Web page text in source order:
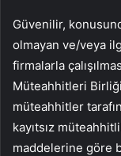
Güvenilir,
olmayan ve/veya
firmalarla
Müteahhitleri Birliği
müteahhitler
kayıtsız
maddelerine göre